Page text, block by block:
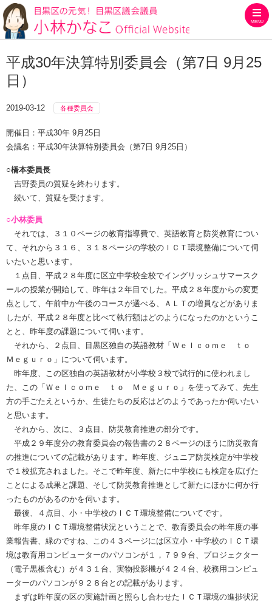
MENU
平成30年決算特別委員会（第7日 9月25
日）
2019-03-12 各種委員会
開催日：平成30年 9月25日
会議名：平成30年決算特別委員会（第7日 9月25日）
○橋本委員長
吉野委員の質疑を終わります。
続いて、質疑を受けます。
○小林委員
それでは、３１０ページの教育指導費で、英語教育と防災教育につい
て、それから３１６、３１８ページの学校のＩＣＴ環境整備について伺
いたいと思います。
１点目、平成２８年度に区立中学校全校でイングリッシュサマースク
ールの授業が開始して、昨年は２年目でした。平成２８年度からの変更
点として、午前中か午後のコースが選べる、ＡＬＴの増員などがありま
したが、平成２８年度と比べて執行額はどのようになったのかというこ
とと、昨年度の課題について伺います。
それから、２点目、目黒区独自の英語教材「Ｗｅｌｃｏｍｅ ｔｏ
Ｍｅｇｕｒｏ」について伺います。
昨年度、この区独自の英語教材が小学校３校で試行的に使われまし
た、この「Ｗｅｌｃｏｍｅ ｔｏ Ｍｅｇｕｒｏ」を使ってみて、先生
方の手ごたえというか、生徒たちの反応はどのようであったか伺いたい
と思います。
それから、次に、３点目、防災教育推進の部分です。
平成２９年度分の教育委員会の報告書の２８ページのほうに防災教育
の推進についての記載があります。昨年度、ジュニア防災検定が中学校
で１校拡充されました。そこで昨年度、新たに中学校にも検定を広げた
ことによる成果と課題、そして防災教育推進として新たにほかに何か行
ったものがあるのかを伺います。
最後、４点目、小・中学校のＩＣＴ環境整備についてです。
昨年度のＩＣＴ環境整備状況ということで、教育委員会の昨年度の事
業報告書、緑のですね、この４３ページには区立小・中学校のＩＣＴ環
境は教育用コンピューターのパソコンが１，７９９台、プロジェクター
（電子黒板含む）が４３１台、実物投影機が４２４台、校務用コンピュ
ーターのパソコンが９２８台との記載があります。
まずは昨年度の区の実施計画と照らし合わせたＩＣＴ環境の進捗状況